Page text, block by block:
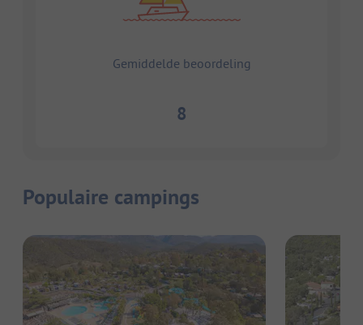
Gemiddelde beoordeling
8
Populaire campings